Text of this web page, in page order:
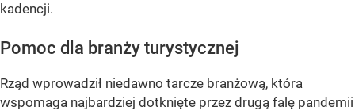
kadencji.
Pomoc dla branży turystycznej
Rząd wprowadził niedawno tarcze branżową, która
wspomaga najbardziej dotknięte przez drugą falę pandemii